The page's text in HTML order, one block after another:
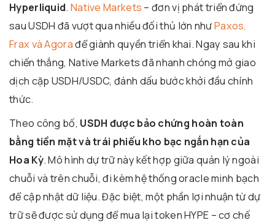
Hyperliquid. Native Markets – đơn vị phát triển đứng
sau USDH đã vượt qua nhiều đối thủ lớn nhưPaxos,
Frax và Agorađể giành quyền triển khai. Ngay sau khi
chiến thắng, Native Markets đã nhanh chóng mở giao
dịch cặp USDH/USDC, đánh dấu bước khởi đầu chính
thức.
Theo công bố, USDH được bảo chứng hoàn toàn
bằng tiền mặt và trái phiếu kho bạc ngắn hạn của
Hoa Kỳ. Mô hình dự trữ này kết hợp giữa quản lý ngoài
chuỗi và trên chuỗi, đi kèm hệ thống oracle minh bạch
để cập nhật dữ liệu. Đặc biệt, một phần lợi nhuận từ dự
trữ sẽ được sử dụng để mua lại token HYPE – cơ chế